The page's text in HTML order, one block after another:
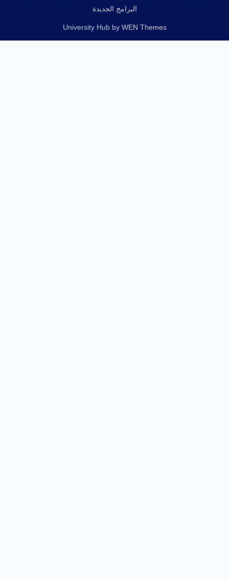
البرامج الجديدة
University Hub by WEN Themes